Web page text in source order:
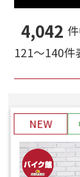
4,042
121～140件
NEW